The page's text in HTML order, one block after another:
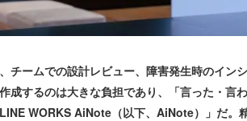
チームでの設計レビュー、障害発生時のイ
成するのは大きな負担であり、「言った・言
WORKS AiNote（以下、AiNote）」だ